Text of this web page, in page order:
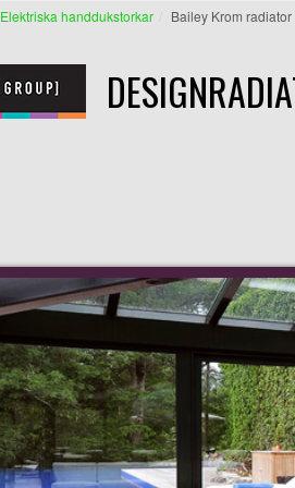
Elektriska handdukstorkar Bailey Krom radiator